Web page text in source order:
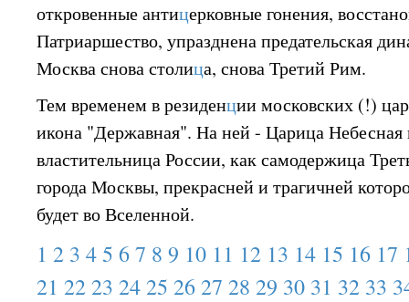
откровенные антицерковные гонения,
Патриаршество, упразднена предательская
Москва снова столица, снова Третий Рим.
Тем временем в резиденции московских (!)
икона "Державная". На ней - Царица Небесная
властительница России, как самодержица
города Москвы, прекрасней и трагичней
будет во Вселенной.
1 2 3 4 5 6 7 8 9 10 11 12 13 14 15 16 17
21 22 23 24 25 26 27 28 29 30 31 32 33